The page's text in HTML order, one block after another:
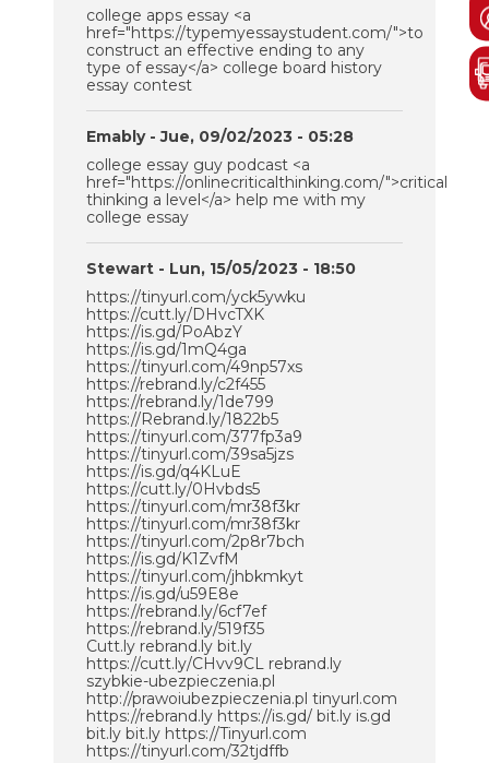
college apps essay <a
href="https://typemyessaystudent.com/">to
construct an effective ending to any
type of essay</a> college board history
essay contest
Emably- Jue, 09/02/2023 - 05:28
college essay guy podcast <a
href="https://onlinecriticalthinking.com/">critical
thinking a level</a> help me with my
college essay
Stewart - Lun, 15/05/2023 - 18:50
https://tinyurl.com/yck5ywku
https://cutt.ly/DHvcTXK
https://is.gd/PoAbzY
https://is.gd/1mQ4ga
https://tinyurl.com/49np57xs
https://rebrand.ly/c2f455
https://rebrand.ly/1de799
https://Rebrand.ly/1822b5
https://tinyurl.com/377fp3a9
https://tinyurl.com/39sa5jzs
https://is.gd/q4KLuE
https://cutt.ly/0Hvbds5
https://tinyurl.com/mr38f3kr
https://tinyurl.com/mr38f3kr
https://tinyurl.com/2p8r7bch
https://is.gd/K1ZvfM
https://tinyurl.com/jhbkmkyt
https://is.gd/u59E8e
https://rebrand.ly/6cf7ef
https://rebrand.ly/519f35
Cutt.ly rebrand.ly bit.ly
https://cutt.ly/CHvv9CL rebrand.ly
szybkie-ubezpieczenia.pl
http://prawoiubezpieczenia.pl tinyurl.com
https://rebrand.ly https://is.gd/ bit.ly is.gd
bit.ly bit.ly https://Tinyurl.com
https://tinyurl.com/32tjdffb